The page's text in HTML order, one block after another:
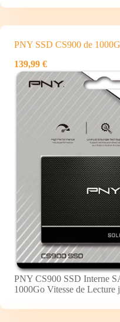
PNY SSD CS900 de
139,99 €
PNY CS900 SSD Interne
1000Go Vitesse de Lecture